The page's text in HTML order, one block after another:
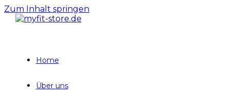
Zum Inhalt springen
Home
Über uns